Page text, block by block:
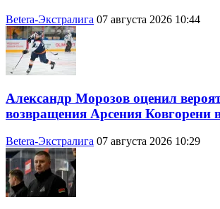
Betera-Экстралига 07 августа 2026 10:44
Александр Морозов оценил
возвращения Арсения Ковгорени
Betera-Экстралига 07 августа 2026 10:29